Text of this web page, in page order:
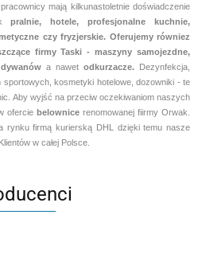
mają kilkunastoletnie doświadczenie
pralnie,
hotele, profesjonalne kuchnie,
czy fryzjerskie. Oferujemy równiez
firmy Taski - maszyny samojezdne,
a nawet odkurzacze. Dezynfekcja,
sportowych, kosmetyki hotelowe, dozowniki - te
Aby wyjść na przeciw oczekiwaniom naszych
ofercie belownicerenomowanej fiirmy Orwak.
rynku firmą kurierską DHL dzięki temu nasze
w całej Polsce.